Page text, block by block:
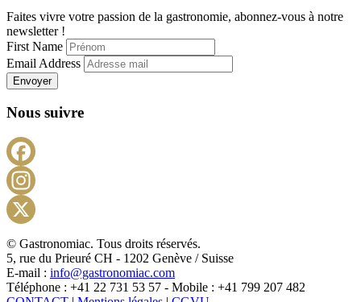
Faites vivre votre passion de la gastronomie, abonnez-vous à notre
newsletter !
First Name
Email Address
Envoyer
Nous suivre
X
© Gastronomiac. Tous droits réservés.
5, rue du Prieuré CH - 1202 Genève / Suisse
E-mail : info@gastronomiac.com
Téléphone : +41 22 731 53 57 - Mobile : +41 799 207 482